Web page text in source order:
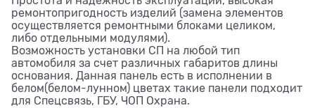
ремонтопригодность изделий (замена элементов
осуществляется ремонтными блоками целиком,
либо отдельными модулями).
Возможность установки СП на любой тип
автомобиля за счет различных габаритов длины
основания. Данная панель есть в исполнении в
белом(белом-лунном) цветах такие панели подходит
для Спецсвязь, ГБУ, ЧОП Охрана.